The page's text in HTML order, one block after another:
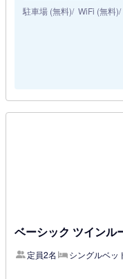
駐車場 (無料) WiFi (無料)
ベーシック ツインル
定員2名 シングルベッ